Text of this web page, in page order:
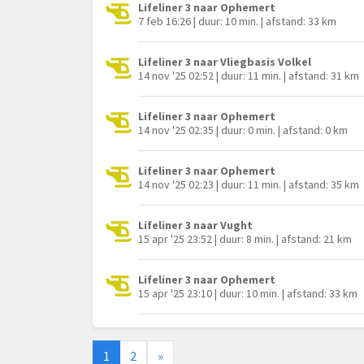
Lifeliner 3 naar Ophemert
7 feb 16:26 | duur: 10 min. | afstand: 33 km
Lifeliner 3 naar Vliegbasis Volkel
14 nov '25 02:52 | duur: 11 min. | afstand: 31 km
Lifeliner 3 naar Ophemert
14 nov '25 02:35 | duur: 0 min. | afstand: 0 km
Lifeliner 3 naar Ophemert
14 nov '25 02:23 | duur: 11 min. | afstand: 35 km
Lifeliner 3 naar Vught
15 apr '25 23:52 | duur: 8 min. | afstand: 21 km
Lifeliner 3 naar Ophemert
15 apr '25 23:10 | duur: 10 min. | afstand: 33 km
1 2 »